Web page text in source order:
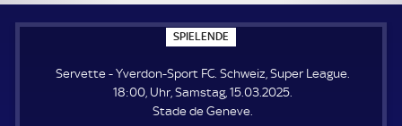
SPIELENDE
P
E
L
E
N
Servette - Yverdon-Sport FC. Schweiz, Super League.
18:00, Uhr, Samstag, 15.03.2025.
Stade de Geneve.